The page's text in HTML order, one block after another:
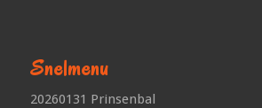
Snelmenu
20260131 Prinsenbal